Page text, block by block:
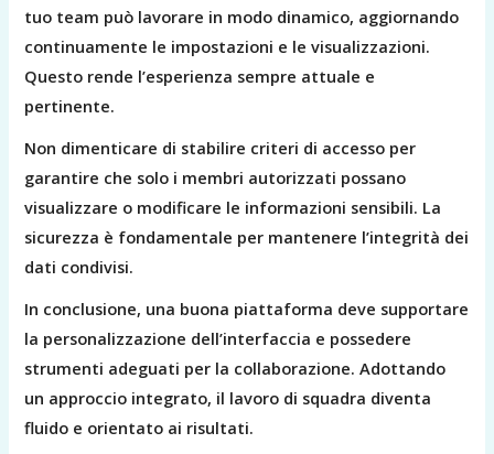
tuo team può lavorare in modo dinamico, aggiornando
continuamente le impostazioni e le visualizzazioni.
Questo rende l’esperienza sempre attuale e
pertinente.
Non dimenticare di stabilire criteri di accesso per
garantire che solo i membri autorizzati possano
visualizzare o modificare le informazioni sensibili. La
sicurezza è fondamentale per mantenere l’integrità dei
dati condivisi.
In conclusione, una buona piattaforma deve supportare
la personalizzazione dell’interfaccia e possedere
strumenti adeguati per la collaborazione. Adottando
un approccio integrato, il lavoro di squadra diventa
fluido e orientato ai risultati.